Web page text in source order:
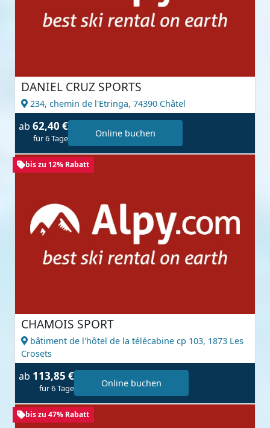
DANIEL CRUZ SPORTS
234, chemin de l'Etringa, 74390 Châtel
ab 62,40 €
für 6 Tage Online buchen
bis zu 12% Rabatt
CHAMOIS SPORT
bâtiment de l'hôtel de la télécabine cp 103, 1873 Les
Crosets
ab 113,85 €
für 6 Tage Online buchen
bis zu 47% Rabatt